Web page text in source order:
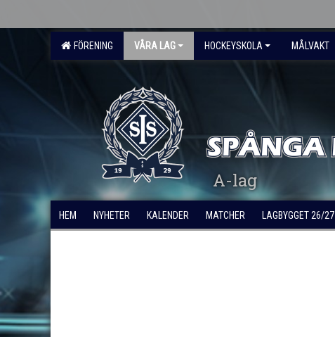
FÖRENING VÅRA LAG HOCKEYSKOLA MÅLVAKT
A-lag
HEM NYHETER KALENDER MATCHER LAGBYGGET 26/27